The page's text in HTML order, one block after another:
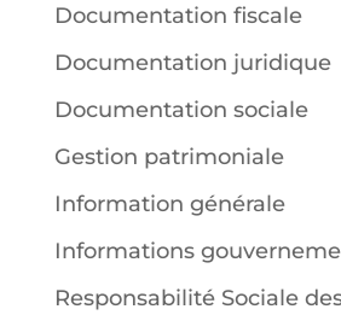
Documentation fiscale
Documentation juridique
Documentation sociale
Gestion patrimoniale
Information générale
Informations
Responsabilité Sociale